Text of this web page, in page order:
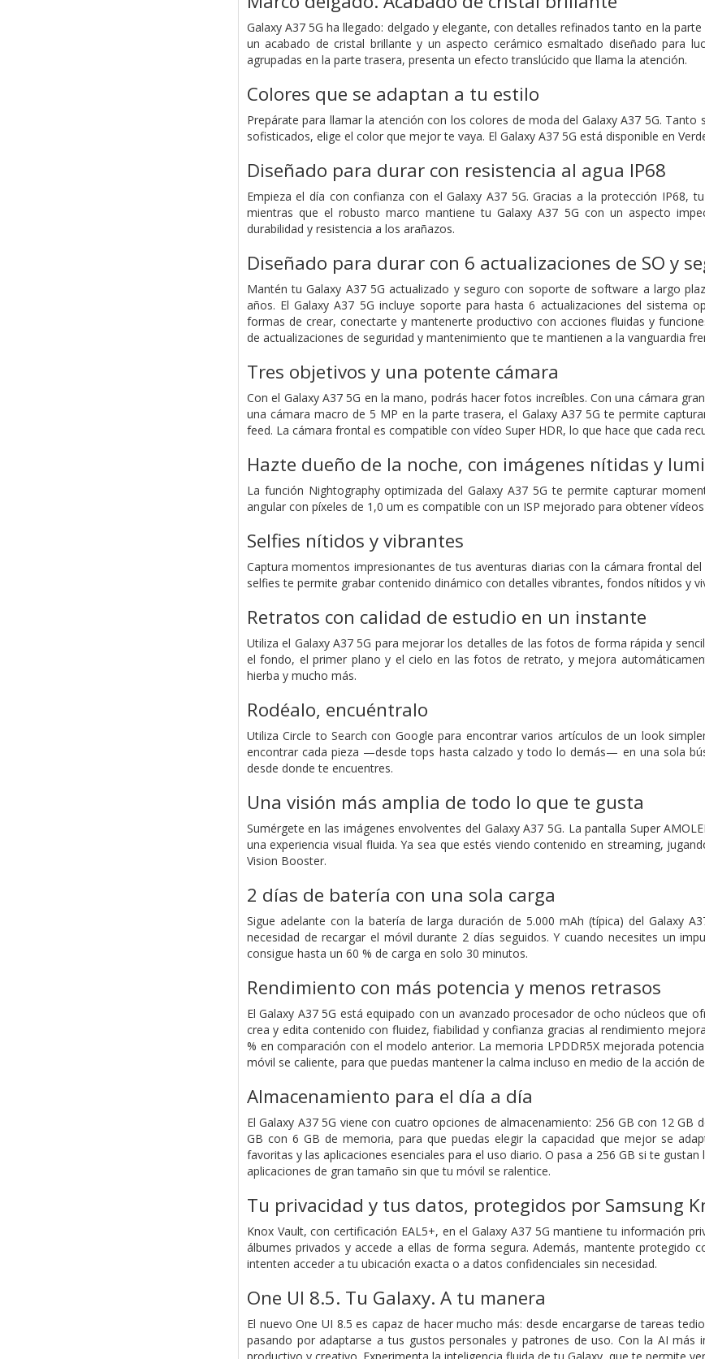
Galaxy A37 5G ha llegado: delgado y elegante, con detalles refinados tanto en la
un acabado de cristal brillante y un aspecto cerámico esmaltado diseñado para
agrupadas en la parte trasera, presenta un efecto translúcido que llama la atención.
Colores que se adaptan a tu estilo
Prepárate para llamar la atención con los colores de moda del Galaxy A37 5G.
sofisticados, elige el color que mejor te vaya. El Galaxy A37 5G está disponible en
Diseñado para durar con resistencia al agua IP68
Empieza el día con confianza con el Galaxy A37 5G. Gracias a la protección IP68,
mientras que el robusto marco mantiene tu Galaxy A37 5G con un aspecto
durabilidad y resistencia a los arañazos.
Diseñado para durar con 6 actualizaciones de SO y
Mantén tu Galaxy A37 5G actualizado y seguro con soporte de software a largo
años. El Galaxy A37 5G incluye soporte para hasta 6 actualizaciones del sistema
formas de crear, conectarte y mantenerte productivo con acciones fluidas y
de actualizaciones de seguridad y mantenimiento que te mantienen a la vanguardia
Tres objetivos y una potente cámara
Con el Galaxy A37 5G en la mano, podrás hacer fotos increíbles. Con una cámara
una cámara macro de 5 MP en la parte trasera, el Galaxy A37 5G te permite
feed. La cámara frontal es compatible con vídeo Super HDR, lo que hace que cada
Hazte dueño de la noche, con imágenes nítidas y
La función Nightography optimizada del Galaxy A37 5G te permite capturar
angular con píxeles de 1,0 um es compatible con un ISP mejorado para obtener
Selfies nítidos y vibrantes
Captura momentos impresionantes de tus aventuras diarias con la cámara frontal
selfies te permite grabar contenido dinámico con detalles vibrantes, fondos nítidos y
Retratos con calidad de estudio en un instante
Utiliza el Galaxy A37 5G para mejorar los detalles de las fotos de forma rápida y
el fondo, el primer plano y el cielo en las fotos de retrato, y mejora
hierba y mucho más.
Rodéalo, encuéntralo
Utiliza Circle to Search con Google para encontrar varios artículos de un look
encontrar cada pieza —desde tops hasta calzado y todo lo demás— en una sola
desde donde te encuentres.
Una visión más amplia de todo lo que te gusta
Sumérgete en las imágenes envolventes del Galaxy A37 5G. La pantalla Super
una experiencia visual fluida. Ya sea que estés viendo contenido en streaming,
Vision Booster.
2 días de batería con una sola carga
Sigue adelante con la batería de larga duración de 5.000 mAh (típica) del Galaxy
necesidad de recargar el móvil durante 2 días seguidos. Y cuando necesites un
consigue hasta un 60 % de carga en solo 30 minutos.
Rendimiento con más potencia y menos retrasos
El Galaxy A37 5G está equipado con un avanzado procesador de ocho núcleos que
crea y edita contenido con fluidez, fiabilidad y confianza gracias al rendimiento
% en comparación con el modelo anterior. La memoria LPDDR5X mejorada
móvil se caliente, para que puedas mantener la calma incluso en medio de la acción
Almacenamiento para el día a día
El Galaxy A37 5G viene con cuatro opciones de almacenamiento: 256 GB con 12
GB con 6 GB de memoria, para que puedas elegir la capacidad que mejor se
favoritas y las aplicaciones esenciales para el uso diario. O pasa a 256 GB si te
aplicaciones de gran tamaño sin que tu móvil se ralentice.
Tu privacidad y tus datos, protegidos por Samsung
Knox Vault, con certificación EAL5+, en el Galaxy A37 5G mantiene tu información
álbumes privados y accede a ellas de forma segura. Además, mantente protegido
intenten acceder a tu ubicación exacta o a datos confidenciales sin necesidad.
One UI 8.5. Tu Galaxy. A tu manera
El nuevo One UI 8.5 es capaz de hacer mucho más: desde encargarse de tareas
pasando por adaptarse a tus gustos personales y patrones de uso. Con la AI